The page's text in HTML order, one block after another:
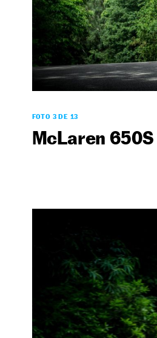
FOTO 3 DE 13
McLaren 650S